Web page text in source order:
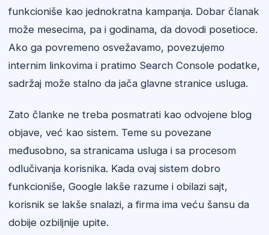
funkcioniše kao jednokratna kampanja. Dobar članak
može mesecima, pa i godinama, da dovodi posetioce.
Ako ga povremeno osvežavamo, povezujemo
internim linkovima i pratimo Search Console podatke,
sadržaj može stalno da jača glavne stranice usluga.
Zato članke ne treba posmatrati kao odvojene blog
objave, već kao sistem. Teme su povezane
međusobno, sa stranicama usluga i sa procesom
odlučivanja korisnika. Kada ovaj sistem dobro
funkcioniše, Google lakše razume i obilazi sajt,
korisnik se lakše snalazi, a firma ima veću šansu da
dobije ozbiljnije upite.